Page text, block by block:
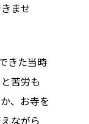
ませ
きた当時
苦労も
、お寺を
ながら